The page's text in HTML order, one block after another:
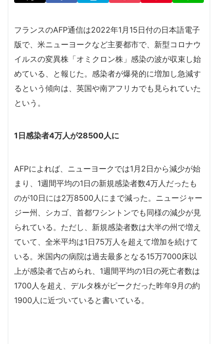
フランスのAFP通信は2022年1月15日付の日本語電子
版で、米ニューヨークなど主要都市で、新型コロナウ
イルスの変異株「オミクロン株」感染の波が収束し始
めている、と報じた。感染者が爆発的に増加し急減す
るという傾向は、英国や南アフリカでも見られていた
という。
1日感染者4万人が28500人に
AFPによれば、ニューヨークでは1月2日から減少が始
まり、1週間平均の1日の新規感染者数4万人だったも
のが10日には2万8500人にまで減った。ニュージャー
ジー州、シカゴ、首都ワシントンでも同様の減少が見
られている。ただし、新規感染者数は大半の州で増え
ていて、全米平均は1日75万人を超えて増加を続けて
いる。米国内の病院は過去最多となる15万7000床以
上が感染者で占められ、1週間平均の1日の死亡者数は
1700人を超え、デルタ株がピークだった昨年9月の約
1900人に近づいていると書いている。